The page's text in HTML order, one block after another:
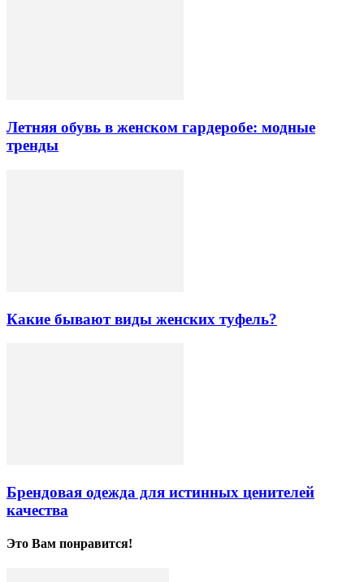
Летняя обувь в женском гардеробе: модные
тренды
Какие бывают виды женских туфель?
Брендовая одежда для истинных ценителей
качества
Это Вам понравится!